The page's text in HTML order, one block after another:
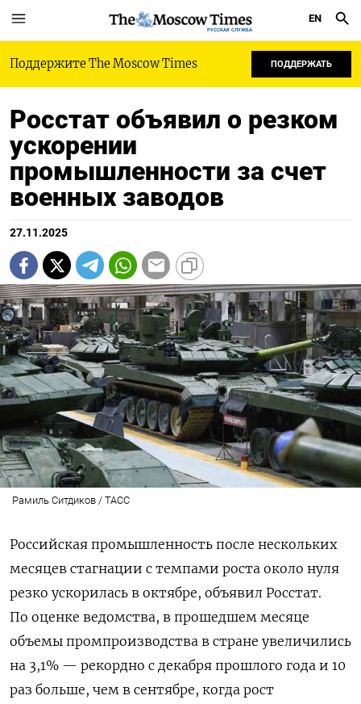
РУССКАЯ СЛУЖБА
EN
Поддержите The Moscow Times ПОДДЕРЖАТЬ
Росстат объявил о резком
ускорении
промышленности за счет
военных заводов
27.11.2025
Рамиль Ситдиков / ТАСС
Российская промышленность после нескольких
месяцев стагнации с темпами роста около нуля
резко ускорилась в октябре, объявил Росстат.
По оценке ведомства, в прошедшем месяце
объемы промпроизводства в стране увеличились
на 3,1% — рекордно с декабря прошлого года и 10
раз больше, чем в сентябре, когда рост